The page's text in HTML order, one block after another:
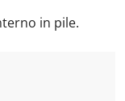
in pile.